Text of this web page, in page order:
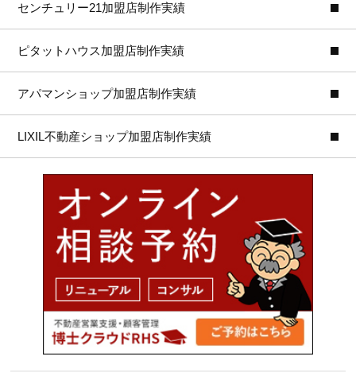
センチュリー21加盟店制作実績
ピタットハウス加盟店制作実績
アパマンショップ加盟店制作実績
LIXIL不動産ショップ加盟店制作実績